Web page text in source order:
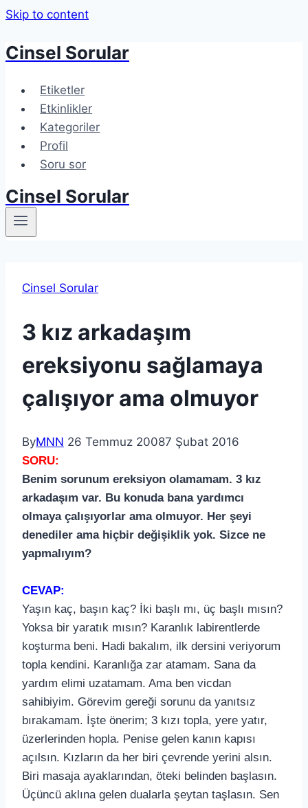
Skip to content
Cinsel Sorular
Etiketler
Etkinlikler
Kategoriler
Profil
Soru sor
Cinsel Sorular
Cinsel Sorular
3 kız arkadaşım
ereksiyonu sağlamaya
çalışıyor ama olmuyor
ByMNN 26 Temmuz 20087 Şubat 2016
SORU:
Benim sorunum ereksiyon olamamam. 3 kız
arkadaşım var. Bu konuda bana yardımcı
olmaya çalışıyorlar ama olmuyor. Her şeyi
denediler ama hiçbir değişiklik yok. Sizce ne
yapmalıyım?
CEVAP:
Yaşın kaç, başın kaç? İki başlı mı, üç başlı mısın?
Yoksa bir yaratık mısın? Karanlık labirentlerde
koşturma beni. Hadi bakalım, ilk dersini veriyorum
topla kendini. Karanlığa zar atamam. Sana da
yardım elimi uzatamam. Ama ben vicdan
sahibiyim. Görevim gereği sorunu da yanıtsız
bırakamam. İşte önerim; 3 kızı topla, yere yatır,
üzerlerinden hopla. Penise gelen kanın kapısı
açılsın. Kızların da her biri çevrende yerini alsın.
Biri masaja ayaklarından, öteki belinden başlasın.
Üçüncü aklına gelen dualarla şeytan taşlasın. Sen